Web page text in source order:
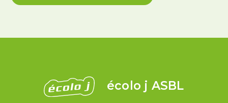
Antivalidisme Climat et environnement
Justice et violences policières
Migrations et asile
écolo j ASBL